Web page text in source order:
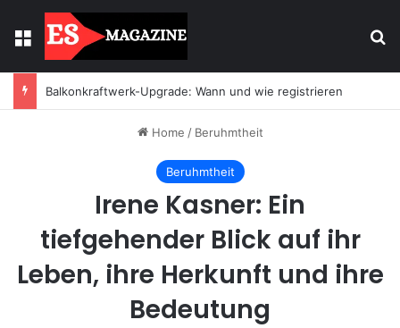
Menu
Balkonkraftwerk-Upgrade: Wann und wie registrieren
Home / Beruhmtheit
Beruhmtheit
Irene Kasner: Ein
tiefgehender Blick auf ihr
Leben, ihre Herkunft und ihre
Bedeutung